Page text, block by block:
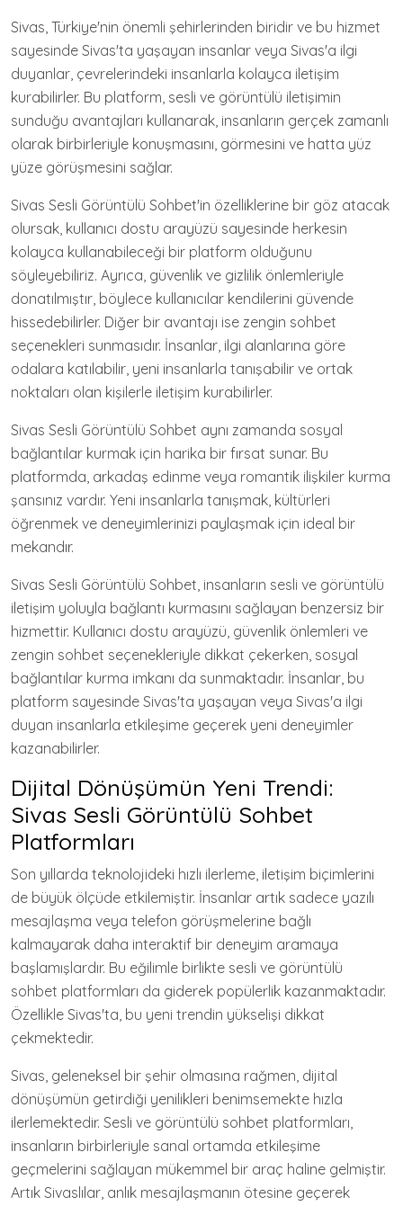
Sivas, Türkiye'nin önemli şehirlerinden biridir ve bu hizmet
sayesinde Sivas'ta yaşayan insanlar veya Sivas'a ilgi
duyanlar, çevrelerindeki insanlarla kolayca iletişim
kurabilirler. Bu platform, sesli ve görüntülü iletişimin
sunduğu avantajları kullanarak, insanların gerçek zamanlı
olarak birbirleriyle konuşmasını, görmesini ve hatta yüz
yüze görüşmesini sağlar.
Sivas Sesli Görüntülü Sohbet'in özelliklerine bir göz atacak
olursak, kullanıcı dostu arayüzü sayesinde herkesin
kolayca kullanabileceği bir platform olduğunu
söyleyebiliriz. Ayrıca, güvenlik ve gizlilik önlemleriyle
donatılmıştır, böylece kullanıcılar kendilerini güvende
hissedebilirler. Diğer bir avantajı ise zengin sohbet
seçenekleri sunmasıdır. İnsanlar, ilgi alanlarına göre
odalara katılabilir, yeni insanlarla tanışabilir ve ortak
noktaları olan kişilerle iletişim kurabilirler.
Sivas Sesli Görüntülü Sohbet aynı zamanda sosyal
bağlantılar kurmak için harika bir fırsat sunar. Bu
platformda, arkadaş edinme veya romantik ilişkiler kurma
şansınız vardır. Yeni insanlarla tanışmak, kültürleri
öğrenmek ve deneyimlerinizi paylaşmak için ideal bir
mekandır.
Sivas Sesli Görüntülü Sohbet, insanların sesli ve görüntülü
iletişim yoluyla bağlantı kurmasını sağlayan benzersiz bir
hizmettir. Kullanıcı dostu arayüzü, güvenlik önlemleri ve
zengin sohbet seçenekleriyle dikkat çekerken, sosyal
bağlantılar kurma imkanı da sunmaktadır. İnsanlar, bu
platform sayesinde Sivas'ta yaşayan veya Sivas'a ilgi
duyan insanlarla etkileşime geçerek yeni deneyimler
kazanabilirler.
Dijital Dönüşümün Yeni Trendi:
Sivas Sesli Görüntülü Sohbet
Platformları
Son yıllarda teknolojideki hızlı ilerleme, iletişim biçimlerini
de büyük ölçüde etkilemiştir. İnsanlar artık sadece yazılı
mesajlaşma veya telefon görüşmelerine bağlı
kalmayarak daha interaktif bir deneyim aramaya
başlamışlardır. Bu eğilimle birlikte sesli ve görüntülü
sohbet platformları da giderek popülerlik kazanmaktadır.
Özellikle Sivas'ta, bu yeni trendin yükselişi dikkat
çekmektedir.
Sivas, geleneksel bir şehir olmasına rağmen, dijital
dönüşümün getirdiği yenilikleri benimsemekte hızla
ilerlemektedir. Sesli ve görüntülü sohbet platformları,
insanların birbirleriyle sanal ortamda etkileşime
geçmelerini sağlayan mükemmel bir araç haline gelmiştir.
Artık Sivaslılar, anlık mesajlaşmanın ötesine geçerek